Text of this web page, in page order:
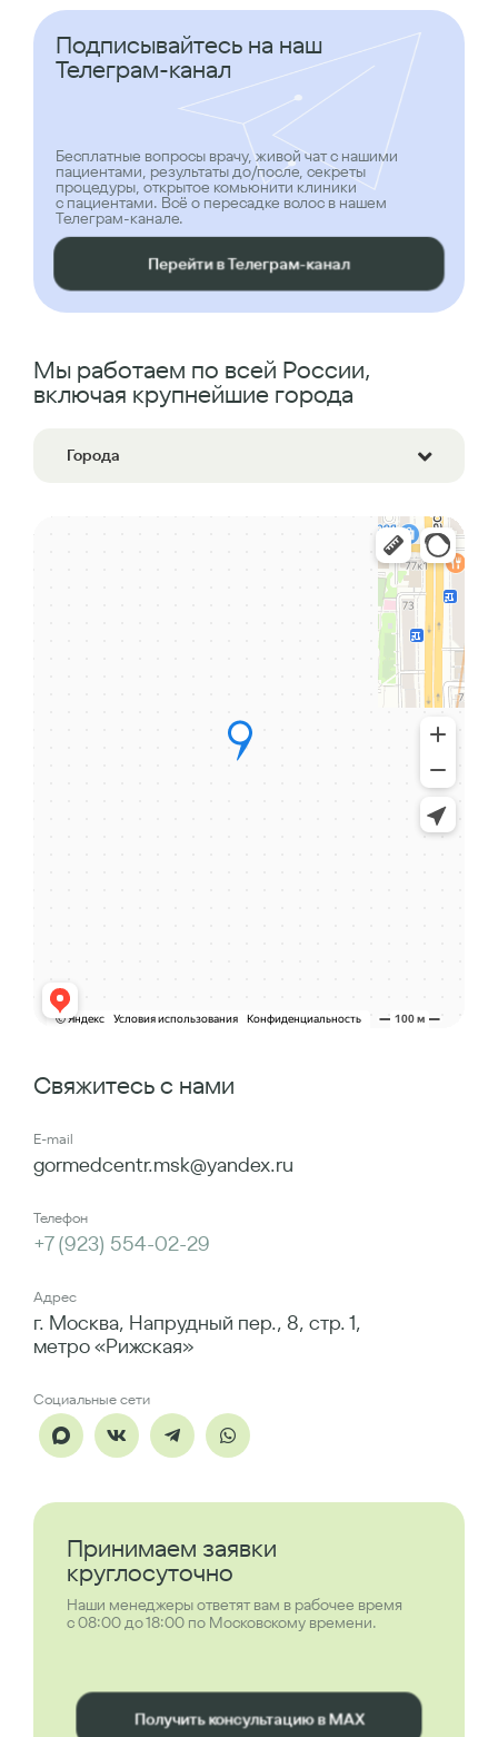
Подписывайтесь на наш
Телеграм-канал
Бесплатные вопросы врачу, живой чат с нашими
пациентами, результаты до/после, секреты
процедуры, открытое комьюнити клиники
с пациентами. Всё о пересадке волос в нашем
Телеграм-канале.
Перейти в Телеграм-канал
Мы работаем по всей России,
включая крупнейшие города
Города
Свяжитесь с нами
E-mail
gormedcentr.msk@yandex.ru
Телефон
+7 (923) 554-02-29
Адрес
г. Москва, Напрудный пер., 8, стр. 1,
метро «Рижская»
Социальные сети
Принимаем заявки
круглосуточно
Наши менеджеры ответят вам в рабочее время
с 08:00 до 18:00 по Московскому времени.
Получить консультацию в MAX